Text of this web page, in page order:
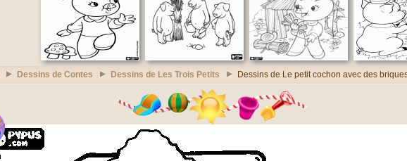
Dessins de Contes Dessins de Les Trois Petits Dessins de Le petit cochon avec des